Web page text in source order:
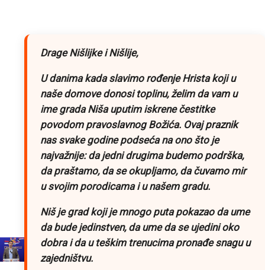
Drage Nišlijke i Nišlije,
U danima kada slavimo rođenje Hrista koji u
naše domove donosi toplinu, želim da vam u
ime grada Niša uputim iskrene čestitke
povodom pravoslavnog Božića. Ovaj praznik
nas svake godine podseća na ono što je
najvažnije: da jedni drugima budemo podrška,
da praštamo, da se okupljamo, da čuvamo mir
u svojim porodicama i u našem gradu.
Niš je grad koji je mnogo puta pokazao da ume
da bude jedinstven, da ume da se ujedini oko
dobra i da u teškim trenucima pronađe snagu u
zajedništvu.